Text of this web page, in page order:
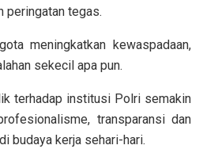
peringatan tegas.
meningkatkan kewaspadaan,
sekecil apa pun.
terhadap institusi Polri semakin
transparansi dan
budaya kerja sehari-hari.